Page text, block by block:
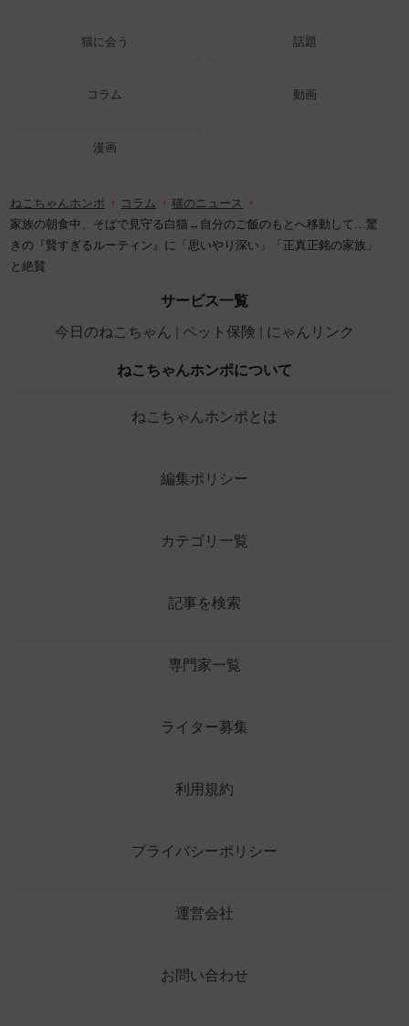
猫に会う 話題
コラム 動画
漫画
ねこちゃんホンポ コラム
猫のニュース
家族の朝食中、そばで見守る白猫→自分のご飯のもとへ移動して…驚
きの『賢すぎるルーティン』に「思いやり深い」「正真正銘の家族」
と絶賛
サービス一覧
今日のねこちゃん
ペット保険 にゃんリンク
ねこちゃんホンポについて
ねこちゃんホンポとは
編集ポリシー
カテゴリ一覧
記事を検索
専門家一覧
ライター募集
利用規約
プライバシーポリシー
運営会社
お問い合わせ